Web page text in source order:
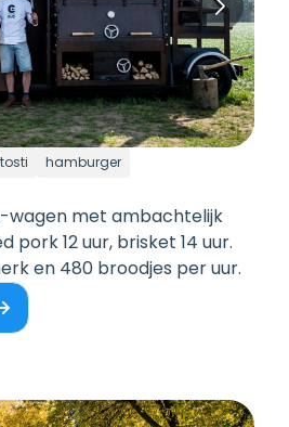
hamburger
wagen met ambachtelijk
pork 12 uur, brisket 14 uur.
en 480 broodjes per uur.